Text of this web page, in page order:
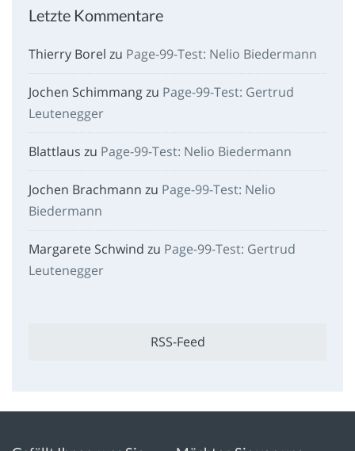
Letzte Kommentare
Thierry Borel zu Page-99-Test: Nelio Biedermann
Jochen Schimmangzu Page-99-Test: Gertrud
Leutenegger
Blattlaus zu Page-99-Test: Nelio Biedermann
Jochen Brachmann zu Page-99-Test: Nelio
Biedermann
Margarete Schwind zu Page-99-Test: Gertrud
Leutenegger
RSS-Feed